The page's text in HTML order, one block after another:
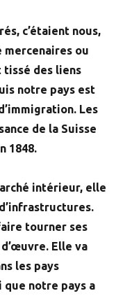
c’étaient nous,
mercenaires ou
tissé des liens
notre pays est
Les
de la Suisse
1848.
intérieur, elle
tourner ses
Elle va
les pays
que notre pays a